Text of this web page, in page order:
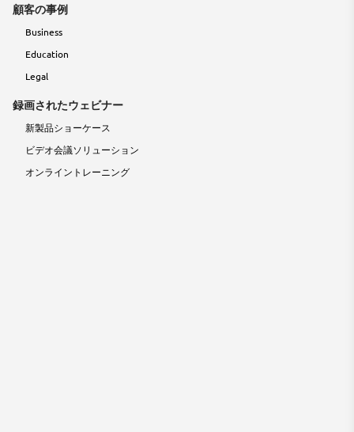
顧客の事例
Business
Education
Legal
録画されたウェビナー
新製品ショーケース
ビデオ会議ソリューション
オンライントレーニング